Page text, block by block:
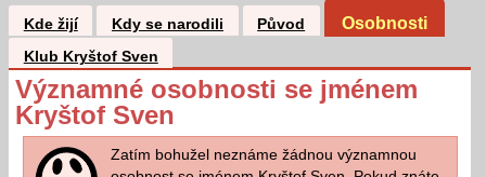
Kde žijí Kdy se narodili Původ Osobnosti
Klub Kryštof Sven
Významné osobnosti se jménem
Kryštof Sven
Zatím bohužel neznáme žádnou významnou